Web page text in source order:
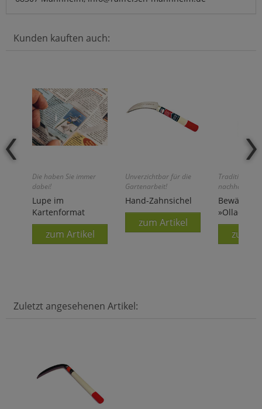
Kunden kauften auch:
Die haben Sie immer
dabei!
Lupe im
Kartenformat
zum Artikel
Unverzichtbar für die
Gartenarbeit!
Hand-Zahnsichel
zum Artikel
Traditionell
nachhaltig
»Olla«
zum
Zuletzt angesehenen Artikel: